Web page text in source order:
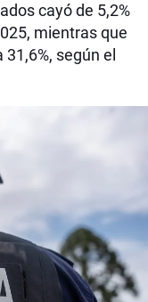
cayó de 5,2%
mientras que
según el